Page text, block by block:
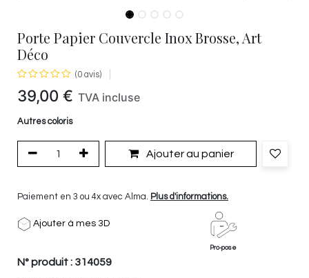
Porte Papier Couvercle Inox Brosse, Art
Déco
(0 avis)
39,00 € TVA incluse
Autres coloris
Ajouter au panier
Paiement en 3 ou 4x avec Alma. Plus d'informations.
Ajouter à mes 3D
Pro-pose
N° produit : 314059